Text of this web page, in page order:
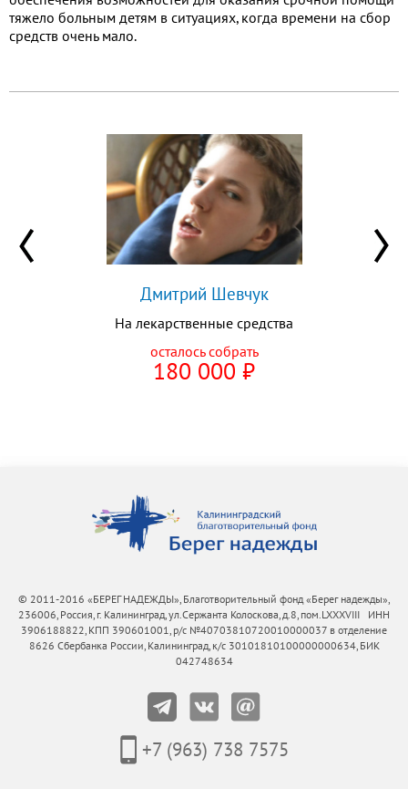
тяжело больным детям в ситуациях, когда времени на сбор
средств очень мало.
Дмитрий Шевчук
На лекарственные средства
осталось собрать
180 000 ⃏
© 2011-2016 «БЕРЕГ НАДЕЖДЫ», Благотворительный фонд «Берег надежды»,
236006, Россия, г. Калининград, ул.Сержанта Колоскова, д.8, пом.LXXXVIII ИНН
3906188822, КПП 390601001, р/с №40703810720010000037 в отделение
8626 Сбербанка России, Калининград, к/с 30101810100000000634, БИК
042748634
+7 (963) 738 7575